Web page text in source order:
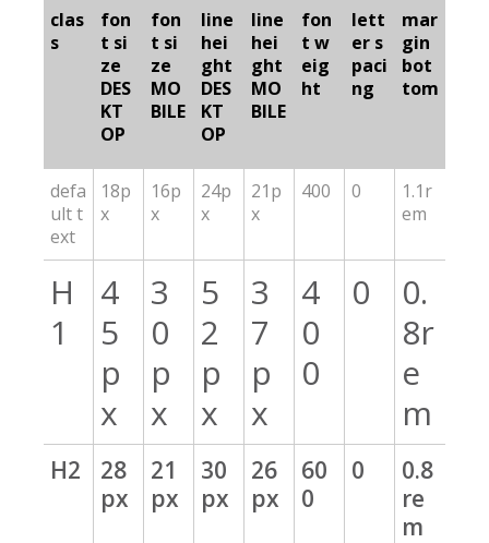
clas
s
fon
t si
ze
DES
KT
OP
fon
t si
ze
MO
BILE
line
hei
ght
DES
KT
OP
line
hei
ght
MO
BILE
fon
t w
eig
ht
lett
er s
paci
ng
mar
gin
bot
tom
defa
ult t
ext
18p
x
16p
x
24p
x
21p
x
400 0
1.1r
em
H
1
4
5
p
x
3
0
p
x
5
2
p
x
3
7
p
x
4
0
0
0
0.
8r
e
m
H2
28
px
21
px
30
px
26
px
60
0
0
0.8
re
m